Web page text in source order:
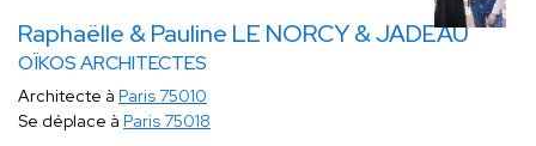
Raphaëlle & Pauline LE NORCY & JADEAU
OÏKOS ARCHITECTES
Architecte à Paris 75010
Se déplace à Paris 75018